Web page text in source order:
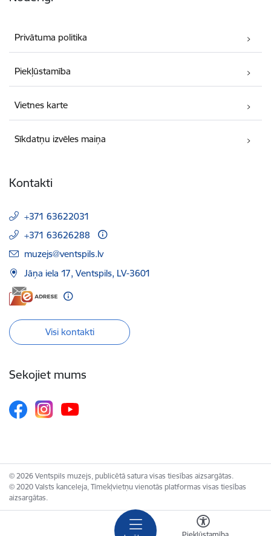
Piekļūstamība
Privātuma politika
Piekļūstamība
Vietnes karte
Sīkdatņu izvēles maiņa
Kontakti
+371 63622031
+371 63626288
E-pasts:
muzejs@ventspils.lv
Jāņa iela 17, Ventspils, LV-3601
Visi kontakti
Sekojiet mums
© 2026 Ventspils muzejs, publicētā satura visas tiesības aizsargātas.
© 2020 Valsts kanceleja, Tīmekļvietņu vienotās platformas visas tiesības
aizsargātas.